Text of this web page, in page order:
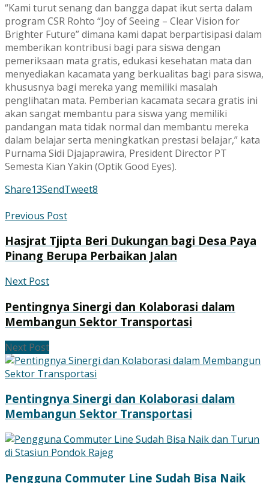
“Kami turut senang dan bangga dapat ikut serta dalam
program CSR Rohto “Joy of Seeing – Clear Vision for
Brighter Future” dimana kami dapat berpartisipasi dalam
memberikan kontribusi bagi para siswa dengan
pemeriksaan mata gratis, edukasi kesehatan mata dan
menyediakan kacamata yang berkualitas bagi para siswa,
khususnya bagi mereka yang memiliki masalah
penglihatan mata. Pemberian kacamata secara gratis ini
akan sangat membantu para siswa yang memiliki
pandangan mata tidak normal dan membantu mereka
dalam belajar serta meningkatkan prestasi belajar,” kata
Purnama Sidi Djajaprawira, President Director PT
Semesta Kian Yakin (Optik Good Eyes).
Share13SendTweet8
Previous Post
Hasjrat Tjipta Beri Dukungan bagi Desa Paya
Pinang Berupa Perbaikan Jalan
Next Post
Pentingnya Sinergi dan Kolaborasi dalam
Membangun Sektor Transportasi
Next Post
Pentingnya Sinergi dan Kolaborasi dalam
Membangun Sektor Transportasi
Pengguna Commuter Line Sudah Bisa Naik